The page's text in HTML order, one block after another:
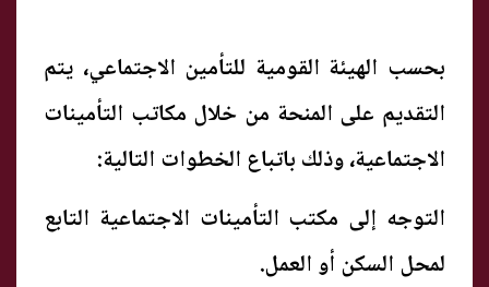
بحسب الهيئة القومية للتأمين الاجتماعي، يتم
التقديم على المنحة من خلال مكاتب التأمينات
الاجتماعية، وذلك باتباع الخطوات التالية:
التوجه إلى مكتب التأمينات الاجتماعية التابع
لمحل السكن أو العمل.